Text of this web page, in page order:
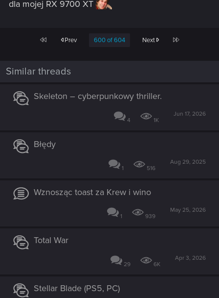
dla mojej RX 9700 XT
First Prev 600 of 604 Next Last
Similar threads
Skeleton – cyberpunkowy thriller.
4 1K
Jun 17, 2026
Błędy
1 516
Aug 29, 2025
Wznosząc toast za Krew i wino
1 939
May 25, 2026
Total War
29 6K
Apr 3, 2026
Stellar Blade (PS5, PC)